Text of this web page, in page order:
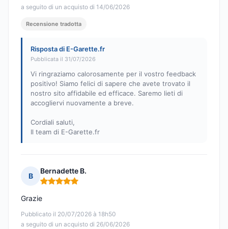
a seguito di un acquisto di 14/06/2026
Recensione tradotta
Risposta di E-Garette.fr
Pubblicata il 31/07/2026
Vi ringraziamo calorosamente per il vostro feedback
positivo! Siamo felici di sapere che avete trovato il
nostro sito affidabile ed efficace. Saremo lieti di
accogliervi nuovamente a breve.
Cordiali saluti,
Il team di E-Garette.fr
B
Bernadette B.
Nota: 5 su 5
Pubblicato il 20/07/2026 à 18h50
a seguito di un acquisto di 26/06/2026
Grazie